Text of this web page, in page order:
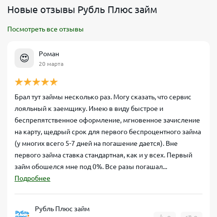
Паспорт гражданина РФ, ИНН
налогоплательщика).
требуется
получения
Время
рассмотрения
Круглосуточно 24/7 – подать заявку и получить
время, без выходных
Вероятность
одобрения
Около 90% – высокая вероятность одобрения
кредитной истории
Погашение
займа
Банковской картой через личный кабинет;
реквизитам; через Почту России. Доступно
Как оформить займ «Рубль Плюс» онлайн
Новые отзывы Рубль Плюс займ
Посмотреть все отзывы
😍 Роман
20 марта
Брал тут займы несколько раз. Могу сказать, что сервис
лояльный к заемщику. Имею в виду быстрое и
беспрепятственное оформление, мгновенное зачисление
на карту, щедрый срок для первого беспроцентного займа
(у многих всего 5-7 дней на погашение дается). Вне
первого займа ставка стандартная, как и у всех. Первый
займ обошелся мне под 0%. Все разы погашал...
Подробнее
Рубль Плюс займ